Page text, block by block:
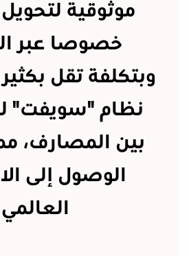
موثوقية لتحويل
خصوصا عبر
وبتكلفة تقل
نظام "سويفت"
بين المصارف،
الوصول إلى
العالمي